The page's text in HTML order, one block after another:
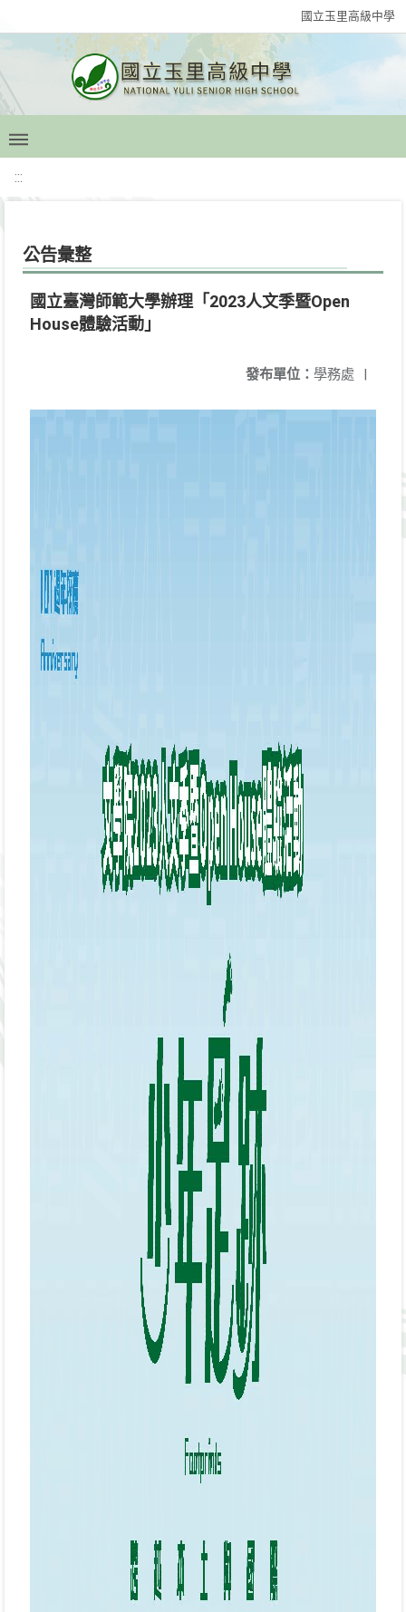
國立玉里高級中學
:::
公告彙整
國立臺灣師範大學辦理「2023人文季暨Open
House體驗活動」
發布單位： 學務處 |